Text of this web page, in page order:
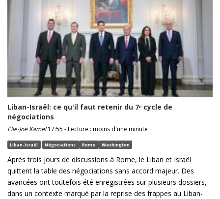
Liban-Israël: ce qu'il faut retenir du 7ᵉ cycle de
négociations
Élie-Joe Kamel17:55 - Lecture : moins d'une minute
Liban-Israël Négociations Rome Washington
Après trois jours de discussions à Rome, le Liban et Israël
quittent la table des négociations sans accord majeur. Des
avancées ont toutefois été enregistrées sur plusieurs dossiers,
dans un contexte marqué par la reprise des frappes au Liban-